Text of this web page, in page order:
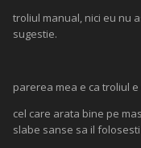
troliul manual, nici eu nu
sugestie.
parerea mea e ca troliul
cel care arata bine pe
slabe sanse sa il